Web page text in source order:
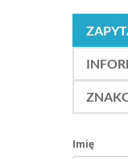
Imię